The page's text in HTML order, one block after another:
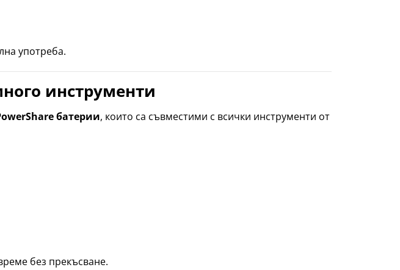
употреба.
инструменти
батерии, които са съвместими с всички инструменти от
без прекъсване.